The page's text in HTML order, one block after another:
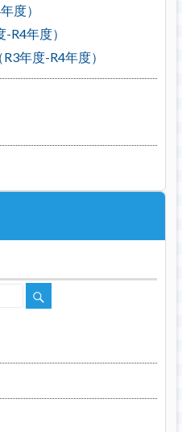
度）
R4年度）
年度-R4年度）